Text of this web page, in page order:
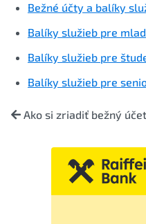
Bežné účty a balíky
Balíky služieb pre
Balíky služieb pre
Balíky služieb pre
Ako si zriadiť bežný